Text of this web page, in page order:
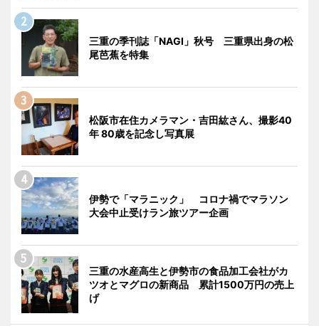
三重の季刊誌「NAGI」秋号 三重県出身の松
尾芭蕉を特集
松阪市在住カメラマン・吉田紘さん、撮影40
年 80歳を記念し写真展
伊勢で「マラニック」 コロナ禍でマラソン
大会中止受けラン旅ツアー企画
三重の水産高生と伊勢市の食品加工会社がカ
ツオとマグロの新商品 累計1500万円の売上
げ